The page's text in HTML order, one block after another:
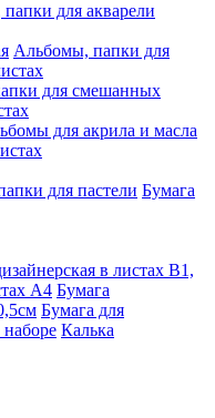
для акварели
Альбомы, папки для
для смешанных
для акрила и масла
для пастели Бумага
в листах В1,
А4 Бумага
Бумага для
наборе Калька